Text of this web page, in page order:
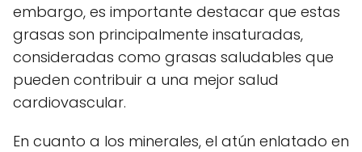
embargo, es importante destacar que estas
grasas son principalmente insaturadas,
consideradas como grasas saludables que
pueden contribuir a una mejor salud
cardiovascular.
En cuanto a los minerales, el atún enlatado en